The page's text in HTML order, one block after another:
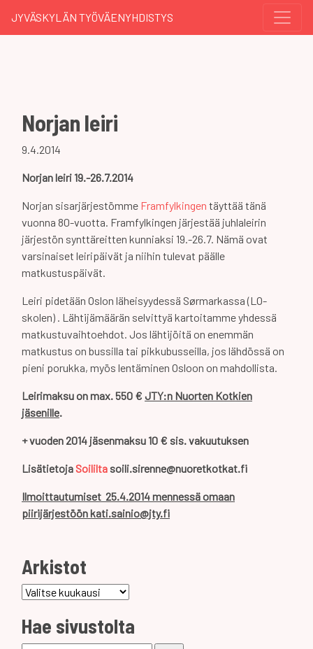
JYVÄSKYLÄN TYÖVÄENYHDISTYS
Norjan leiri
9.4.2014
Norjan leiri 19.-26.7.2014
Norjan sisarjärjestömme Framfylkingen täyttää tänä
vuonna 80-vuotta. Framfylkingen järjestää juhlaleirin
järjestön synttäreitten kunniaksi 19.-26.7. Nämä ovat
varsinaiset leiripäivät ja niihin tulevat päälle
matkustuspäivät.
Leiri pidetään Oslon läheisyydessä Sørmarkassa (LO-
skolen) . Lähtijämäärän selvittyä kartoitamme yhdessä
matkustuvaihtoehdot. Jos lähtijöitä on enemmän
matkustus on bussilla tai pikkubusseilla, jos lähdössä on
pieni porukka, myös lentäminen Osloon on mahdollista.
Leirimaksu on max. 550 € JTY:n Nuorten Kotkien
jäsenille.
+ vuoden 2014 jäsenmaksu 10 € sis. vakuutuksen
LisätietojaSoililta soili.sirenne@nuoretkotkat.fi
Ilmoittautumiset 25.4.2014 mennessä omaan
piirijärjestöön kati.sainio@jty.fi
Arkistot
Arkistot
Hae sivustolta